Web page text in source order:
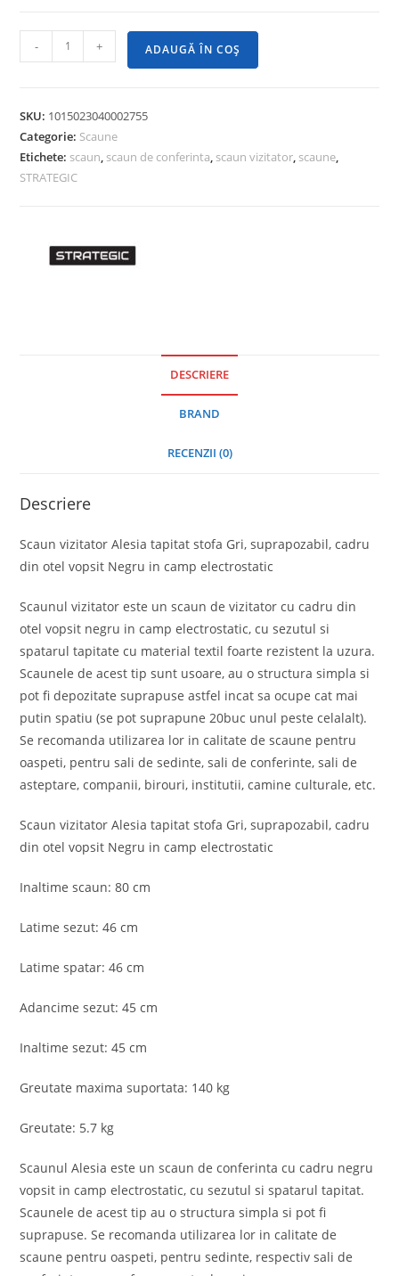
- + ADAUGĂ ÎN COȘ
SKU: 1015023040002755
Categorie: Scaune
Etichete: scaun, scaun de conferinta, scaun vizitator, scaune,
STRATEGIC
DESCRIERE
BRAND
RECENZII (0)
Descriere
Scaun vizitator Alesia tapitat stofa Gri, suprapozabil, cadru
din otel vopsit Negru in camp electrostatic
Scaunul vizitator este un scaun de vizitator cu cadru din
otel vopsit negru in camp electrostatic, cu sezutul si
spatarul tapitate cu material textil foarte rezistent la uzura.
Scaunele de acest tip sunt usoare, au o structura simpla si
pot fi depozitate suprapuse astfel incat sa ocupe cat mai
putin spatiu (se pot suprapune 20buc unul peste celalalt).
Se recomanda utilizarea lor in calitate de scaune pentru
oaspeti, pentru sali de sedinte, sali de conferinte, sali de
asteptare, companii, birouri, institutii, camine culturale, etc.
Scaun vizitator Alesia tapitat stofa Gri, suprapozabil, cadru
din otel vopsit Negru in camp electrostatic
Inaltime scaun: 80 cm
Latime sezut: 46 cm
Latime spatar: 46 cm
Adancime sezut: 45 cm
Inaltime sezut: 45 cm
Greutate maxima suportata: 140 kg
Greutate: 5.7 kg
Scaunul Alesia este un scaun de conferinta cu cadru negru
vopsit in camp electrostatic, cu sezutul si spatarul tapitat.
Scaunele de acest tip au o structura simpla si pot fi
suprapuse. Se recomanda utilizarea lor in calitate de
scaune pentru oaspeti, pentru sedinte, respectiv sali de